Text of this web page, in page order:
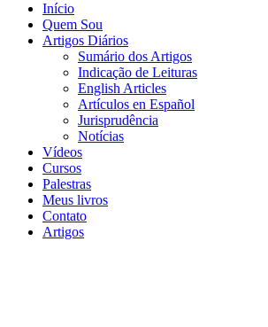
Início
Quem Sou
Artigos Diários
Sumário dos Artigos
Indicação de Leituras
English Articles
Artículos en Español
Jurisprudência
Notícias
Vídeos
Cursos
Palestras
Meus livros
Contato
Artigos